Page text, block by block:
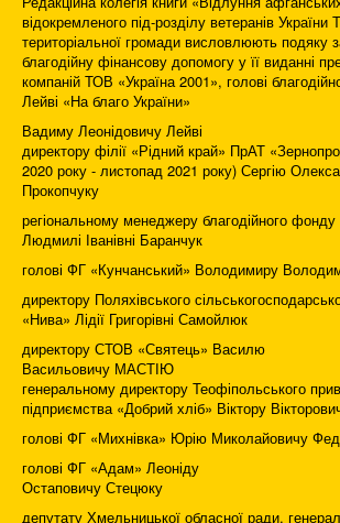
відокремленого під-розділу ветеранів України
територіальної громади висловлюють подяку
благодійну фінансову допомогу у її виданні
компаній ТОВ «Україна 2001», голові
Лейві «На благо України»
Вадиму Леонідовичу Лейві
директору філії «Рідний край» ПрАТ
2020 року - листопад 2021 року) Сергію
Прокопчуку
регіональному менеджеру благодійного
Людмилі Іванівні Баранчук
голові ФГ «Кунчанський» Володимиру
директору Поляхівського
«Нива» Лідії Григорівні Самойлюк
директору СТОВ «Святець» Василю
Васильовичу МАСТІЮ
генеральному директору Теофіпольського
підприємства «Добрий хліб» Віктору
голові ФГ «Михнівка» Юрію Миколайовичу
голові ФГ «Адам» Леоніду
Остаповичу Стецюку
депутату Хмельницької обласної ради,